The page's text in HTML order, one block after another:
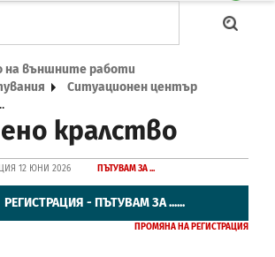
на външните работи
Ситуационен център
кралство
12 ЮНИ 2026 ПЪТУВАМ ЗА ...
РЕГИСТРАЦИЯ - ПЪТУВАМ ЗА ......
ПРОМЯНА НА РЕГИСТРАЦИЯ